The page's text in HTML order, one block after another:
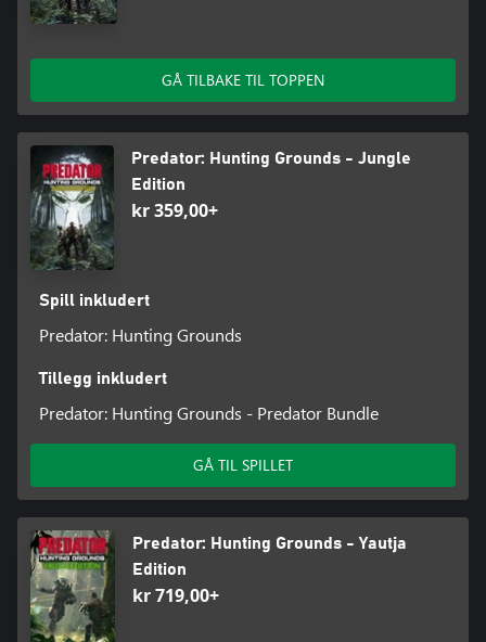
GÅ TILBAKE TIL TOPPEN
Predator: Hunting Grounds - Jungle
Edition
kr 359,00+
Spill inkludert
Predator: Hunting Grounds
Tillegg inkludert
Predator: Hunting Grounds - Predator Bundle
GÅ TIL SPILLET
Predator: Hunting Grounds - Yautja
Edition
kr 719,00+